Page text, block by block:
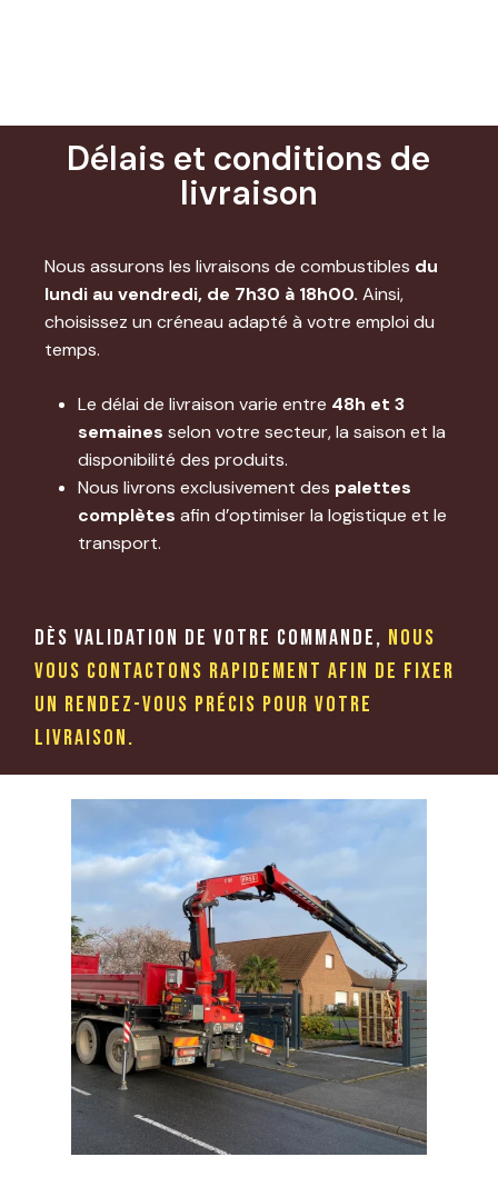
Délais et conditions de
livraison
Nous assurons les livraisons de combustibles du
lundi au vendredi, de 7h30 à 18h00. Ainsi,
choisissez un créneau adapté à votre emploi du
temps.
Le délai de livraison varie entre 48h et 3
semaines selon votre secteur, la saison et la
disponibilité des produits.
Nous livrons exclusivement des palettes
complètesafin d’optimiser la logistique et le
transport.
Dès validation de votre commande, nous
vous contactons rapidement afin de fixer
un rendez-vous précis pour votre
livraison.